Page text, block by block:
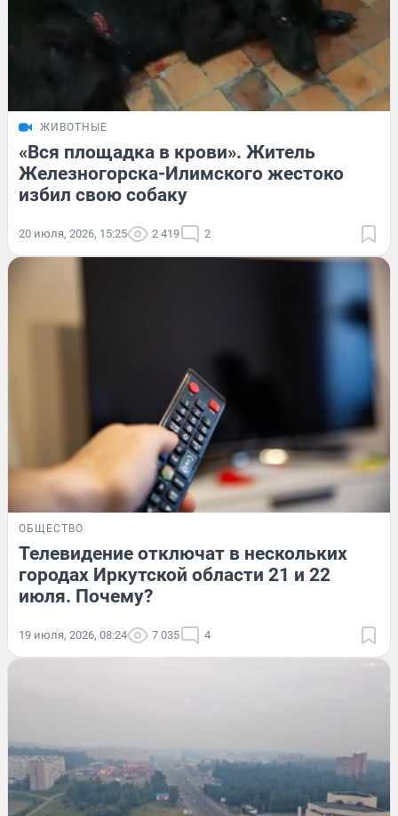
ЖИВОТНЫЕ
«Вся площадка в крови». Житель
Железногорска-Илимского жестоко
избил свою собаку
20 июля, 2026, 15:25 2 419 2
ОБЩЕСТВО
Телевидение отключат в нескольких
городах Иркутской области 21 и 22
июля. Почему?
19 июля, 2026, 08:24 7 035 4